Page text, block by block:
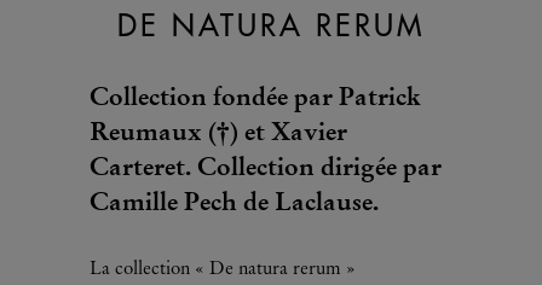
DE NATURA RERUM
Collection fondée par Patrick
Reumaux (†) et Xavier
Carteret. Collection dirigée par
Camille Pech de Laclause.
La collection « De natura rerum »